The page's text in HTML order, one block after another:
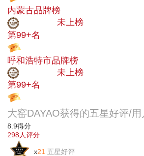
内蒙古品牌榜
未上榜
第99+名
呼和浩特市品牌榜
未上榜
第99+名
大窑DAYAO获得的五星好评/用
8.9得分
298人评分
x21 五星好评